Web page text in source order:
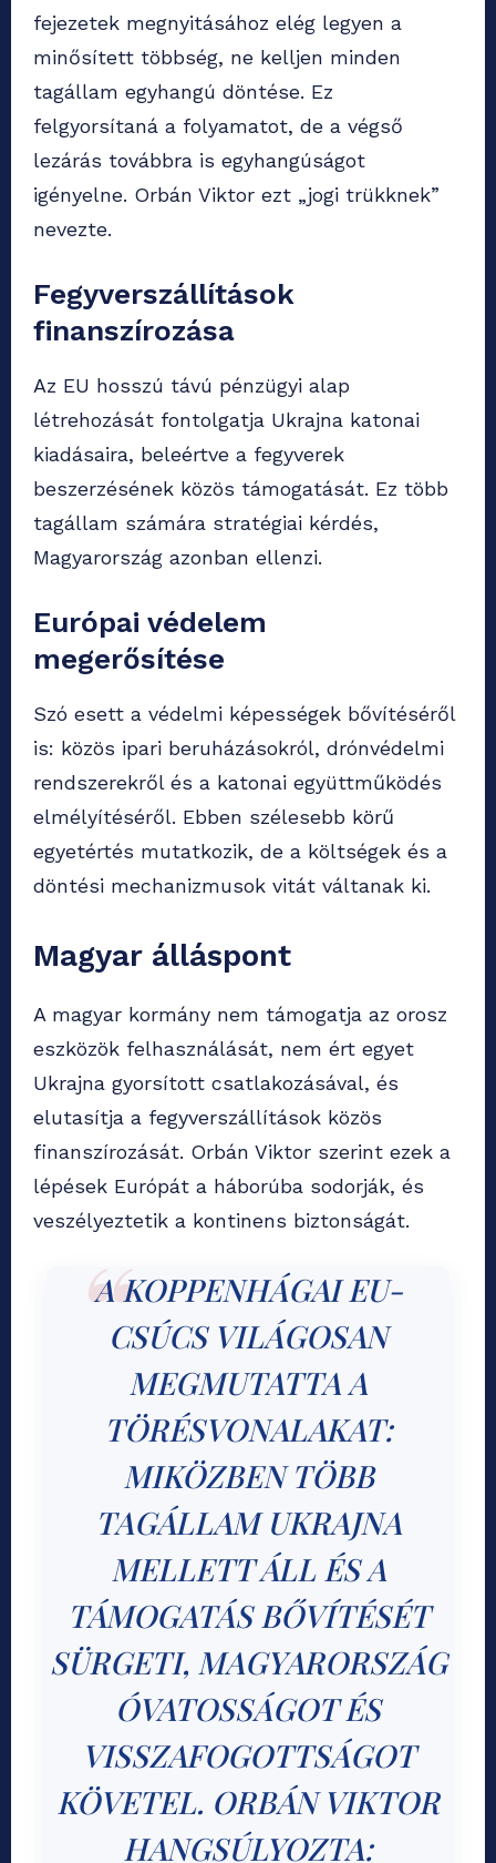
fejezetek megnyitásához elég legyen a
minősített többség, ne kelljen minden
tagállam egyhangú döntése. Ez
felgyorsítaná a folyamatot, de a végső
lezárás továbbra is egyhangúságot
igényelne. Orbán Viktor ezt „jogi trükknek”
nevezte.
Fegyverszállítások
finanszírozása
Az EU hosszú távú pénzügyi alap
létrehozását fontolgatja Ukrajna katonai
kiadásaira, beleértve a fegyverek
beszerzésének közös támogatását. Ez több
tagállam számára stratégiai kérdés,
Magyarország azonban ellenzi.
Európai védelem
megerősítése
Szó esett a védelmi képességek bővítéséről
is: közös ipari beruházásokról, drónvédelmi
rendszerekről és a katonai együttműködés
elmélyítéséről. Ebben szélesebb körű
egyetértés mutatkozik, de a költségek és a
döntési mechanizmusok vitát váltanak ki.
Magyar álláspont
A magyar kormány nem támogatja az orosz
eszközök felhasználását, nem ért egyet
Ukrajna gyorsított csatlakozásával, és
elutasítja a fegyverszállítások közös
finanszírozását. Orbán Viktor szerint ezek a
lépések Európát a háborúba sodorják, és
veszélyeztetik a kontinens biztonságát.
A KOPPENHÁGAI EU-
CSÚCS VILÁGOSAN
MEGMUTATTA A
TÖRÉSVONALAKAT:
MIKÖZBEN TÖBB
TAGÁLLAM UKRAJNA
MELLETT ÁLL ÉS A
TÁMOGATÁS BŐVÍTÉSÉT
SÜRGETI, MAGYARORSZÁG
ÓVATOSSÁGOT ÉS
VISSZAFOGOTTSÁGOT
KÖVETEL. ORBÁN VIKTOR
HANGSÚLYOZTA: